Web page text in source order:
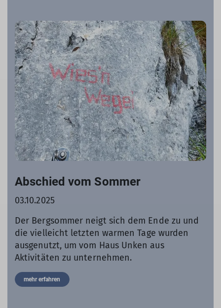
Abschied vom Sommer
03.10.2025
Der Bergsommer neigt sich dem Ende zu und
die vielleicht letzten warmen Tage wurden
ausgenutzt, um vom Haus Unken aus
Aktivitäten zu unternehmen.
mehr erfahren